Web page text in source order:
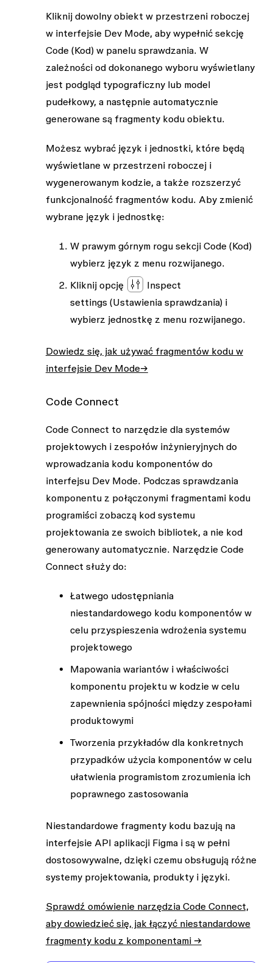
Kliknij dowolny obiekt w przestrzeni roboczej
w interfejsie Dev Mode, aby wypełnić sekcję
Code (Kod) w panelu sprawdzania. W
zależności od dokonanego wyboru wyświetlany
jest podgląd typograficzny lub model
pudełkowy, a następnie automatycznie
generowane są fragmenty kodu obiektu.
Możesz wybrać język i jednostki, które będą
wyświetlane w przestrzeni roboczej i
wygenerowanym kodzie, a także rozszerzyć
funkcjonalność fragmentów kodu. Aby zmienić
wybrane język i jednostkę:
W prawym górnym rogu sekcji Code(Kod)
wybierz język z menu rozwijanego.
Kliknij opcję
Inspect
settings(Ustawienia sprawdzania) i
wybierz jednostkę z menu rozwijanego.
Dowiedz się, jak używać fragmentów kodu w
interfejsie Dev Mode→
Code Connect
Code Connect to narzędzie dla systemów
projektowych i zespołów inżynieryjnych do
wprowadzania kodu komponentów do
interfejsu Dev Mode. Podczas sprawdzania
komponentu z połączonymi fragmentami kodu
programiści zobaczą kod systemu
projektowania ze swoich bibliotek, a nie kod
generowany automatycznie. Narzędzie Code
Connect służy do:
Łatwego udostępniania
niestandardowego kodu komponentów w
celu przyspieszenia wdrożenia systemu
projektowego
Mapowania wariantów i właściwości
komponentu projektu w kodzie w celu
zapewnienia spójności między zespołami
produktowymi
Tworzenia przykładów dla konkretnych
przypadków użycia komponentów w celu
ułatwienia programistom zrozumienia ich
poprawnego zastosowania
Niestandardowe fragmenty kodu bazują na
interfejsie API aplikacji Figma i są w pełni
dostosowywalne, dzięki czemu obsługują różne
systemy projektowania, produkty i języki.
Sprawdź omówienie narzędzia Code Connect,
aby dowiedzieć się, jak łączyć niestandardowe
fragmenty kodu z komponentami →